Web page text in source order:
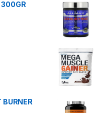
300GR
BURNER